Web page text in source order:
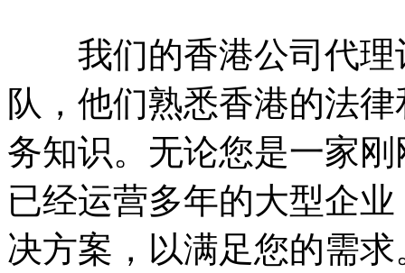
我们的香港公司代理
队，他们熟悉香港的法
务知识。无论您是一家
已经运营多年的大型企
决方案，以满足您的需求